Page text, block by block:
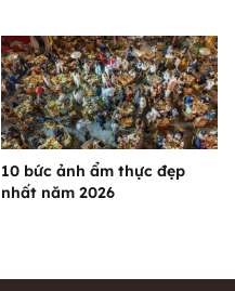
10 bức ảnh ẩm thực đẹp
nhất năm 2026